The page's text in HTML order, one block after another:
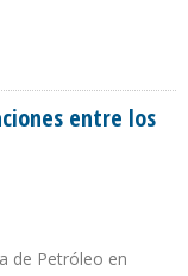
entre los
de Petróleo en